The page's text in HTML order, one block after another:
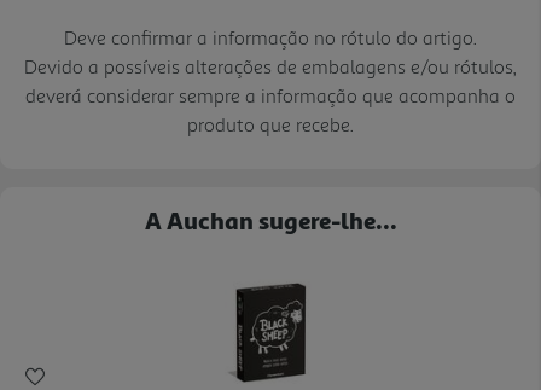
Deve confirmar a informação no rótulo do artigo.
Devido a possíveis alterações de embalagens e/ou rótulos,
deverá considerar sempre a informação que acompanha o
produto que recebe.
A Auchan sugere-lhe...